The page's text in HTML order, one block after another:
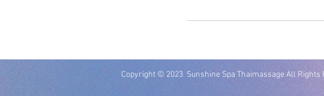
Copyright © 2023 Sunshine Spa Thaimassage All Rights